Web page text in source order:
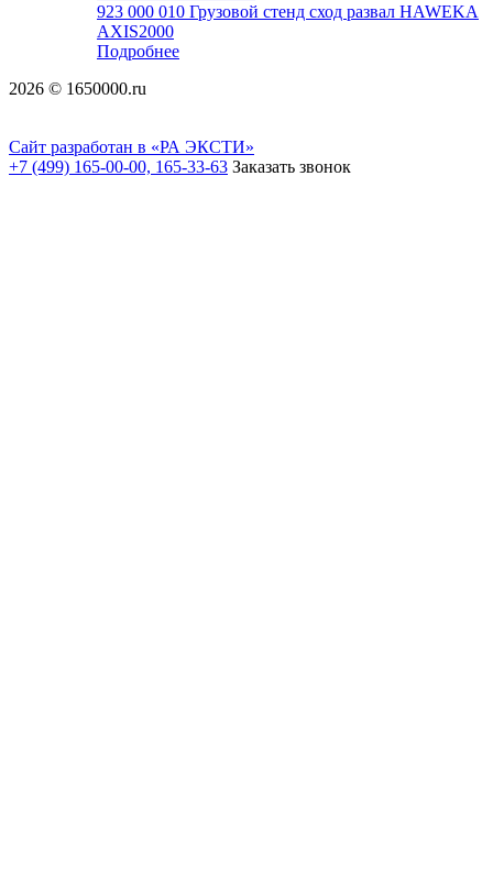
923 000 010 Грузовой стенд сход развал HAWEKA
AXIS2000
Подробнее
2026 © 1650000.ru
Сайт разработан в «РА ЭКСТИ»
+7 (499) 165-00-00, 165-33-63 Заказать звонок